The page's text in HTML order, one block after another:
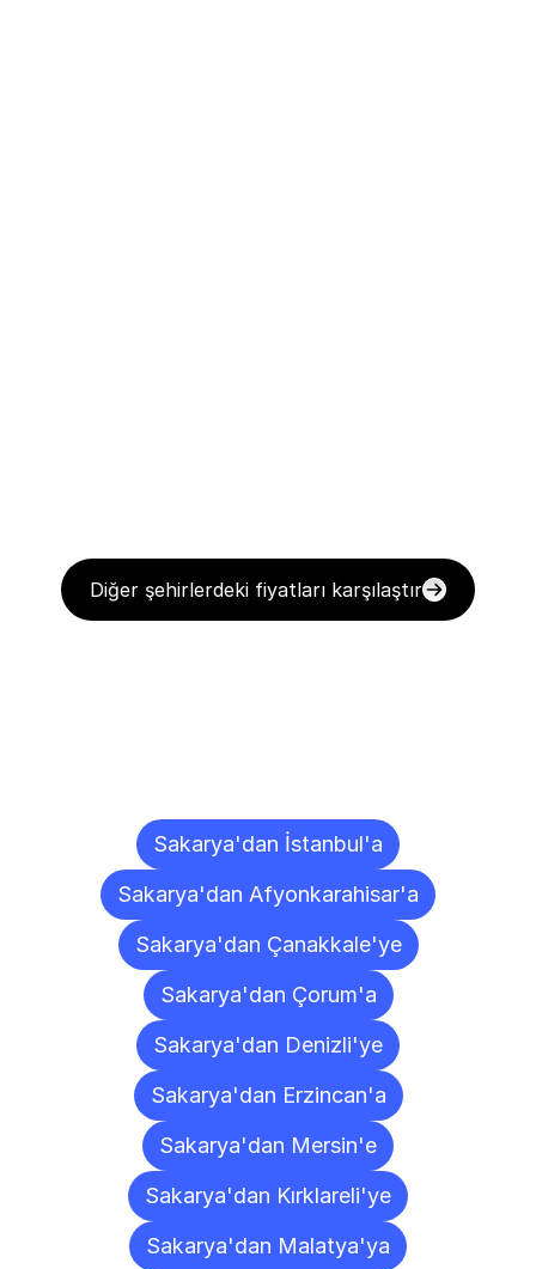
Diğer şehirlerdeki fiyatları karşılaştır
Sakarya'dan İstanbul'a
Sakarya'dan Afyonkarahisar'a
Sakarya'dan Çanakkale'ye
Sakarya'dan Çorum'a
Sakarya'dan Denizli'ye
Sakarya'dan Erzincan'a
Sakarya'dan Mersin'e
Sakarya'dan Kırklareli'ye
Sakarya'dan Malatya'ya